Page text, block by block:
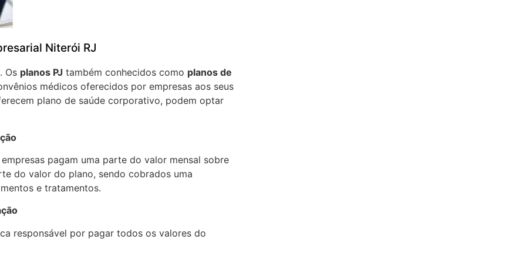
Niterói RJ
Os planos PJ também conhecidos como planos de
médicos oferecidos por empresas aos seus
plano de saúde corporativo, podem optar
pagam uma parte do valor mensal sobre
do valor do plano, sendo cobrados uma
e tratamentos.
responsável por pagar todos os valores do